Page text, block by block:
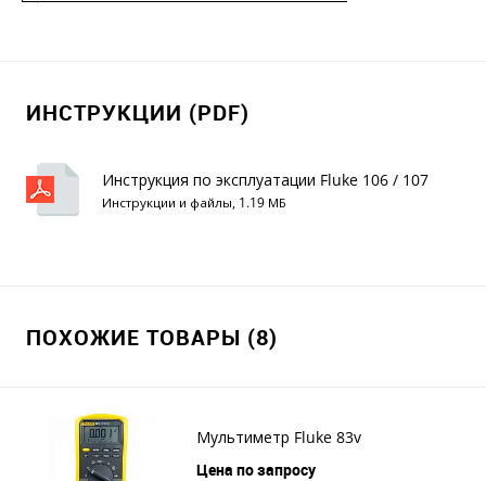
ИНСТРУКЦИИ (PDF)
Инструкция по эксплуатации Fluke 106 / 107
Инструкции и файлы, 1.19 МБ
ПОХОЖИЕ ТОВАРЫ (8)
Мультиметр Fluke 83v
Цена по запросу